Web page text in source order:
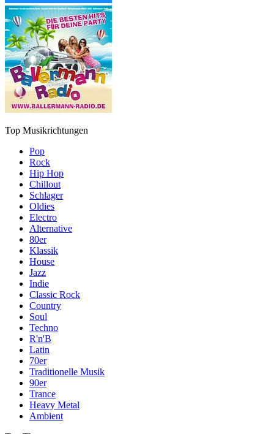
Top Musikrichtungen
Pop
Rock
Hip Hop
Chillout
Schlager
Oldies
Electro
Alternative
80er
Klassik
House
Jazz
Indie
Classic Rock
Country
Soul
Techno
R'n'B
Latin
70er
Traditionelle Musik
90er
Trance
Heavy Metal
Ambient